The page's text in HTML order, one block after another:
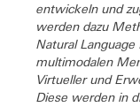
entwickeln und
werden dazu
Natural
multimodalen
Virtueller und
Diese werden in